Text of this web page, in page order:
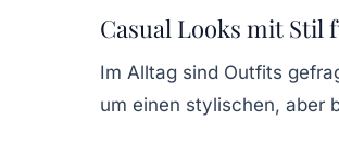
Casual Looks mit Stil
Im Alltag sind Outfits
um einen stylischen, aber